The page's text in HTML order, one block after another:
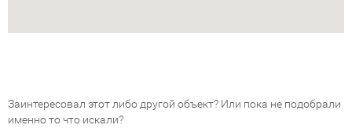
Заинтересовал этот либо другой объект? Или пока не подобрали
именно то что искали?